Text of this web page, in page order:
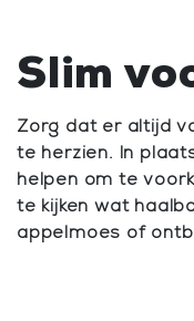
Slim
Zorg dat er altijd
te herzien. In
helpen om te
te kijken wat
appelmoes of